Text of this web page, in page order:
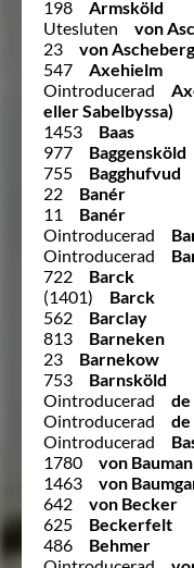
198
Armsköld
Utesluten
von
23
von Ascheberg
547
Axehielm
Ointroducerad
eller Sabelbyssa)
1453
Baas
977
Baggensköld
755
Bagghufvud
22
Banér
11
Banér
Ointroducerad
Ointroducerad
722
Barck
(1401)
Barck
562
Barclay
813
Barneken
23
Barnekow
753
Barnsköld
Ointroducerad
de
Ointroducerad
Ointroducerad
1780
von Bauman
1463
von
642
von Becker
625
Beckerfelt
486
Behmer